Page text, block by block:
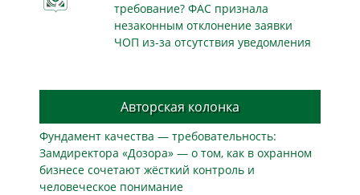
требование? ФАС признала
незаконным отклонение заявки
ЧОП из-за отсутствия уведомления
Авторская колонка
Фундамент качества — требовательность:
Замдиректора «Дозора» — о том, как в охранном
бизнесe сочетают жёсткий контроль и
человеческое понимание